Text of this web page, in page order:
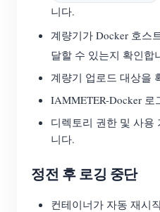
니다.
계량기가 Docker 호스
달할 수 있는지 확인합
계량기 업로드 대상을
IAMMETER-Docker 로
디렉토리 권한 및 사용
니다.
정전 후 로깅 중단
컨테이너가 자동 재시